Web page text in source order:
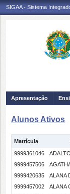
SIGAA - Sistema
Apresentação
Alunos Ativos
Matrícula
9999361046
9999457506
9999420635
ALANA
9999457002
ALANA